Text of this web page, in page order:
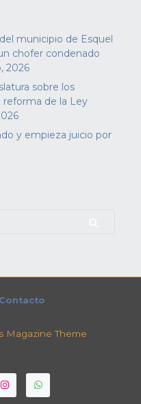
municipio de Esquel
chofer condenado
2026
sobre los
reforma de la Ley
y empieza juicio por
Contacto
Magazine Theme